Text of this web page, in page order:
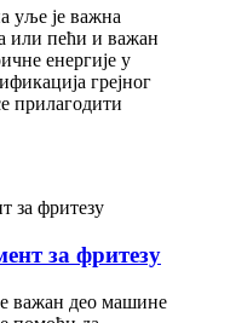
уље је важна
или пећи и важан
енергије у
грејног
прилагодити
за фритезу
важан део машине